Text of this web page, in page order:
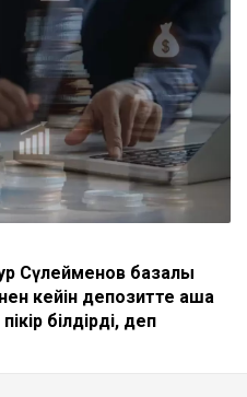
Сүлейменов базалық
кейін депозитте ақша
білдірді, деп